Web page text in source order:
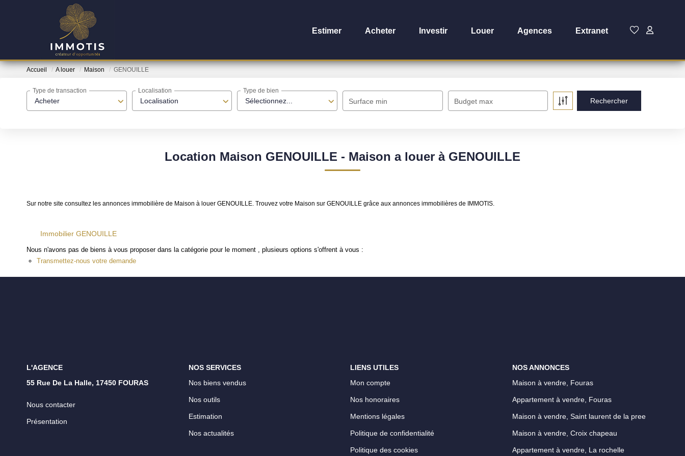
Estimer Acheter Investir Louer Agences Extranet
Accueil A louer Maison GENOUILLE
Acheter
Type de transaction
Localisation
Localisation
Sélectionnez...
Type de bien
Surface min Budget max
Location Maison GENOUILLE - Maison a louer à GENOUILLE
Sur notre site consultez les annonces immobilière de Maison à louer GENOUILLE. Trouvez votre Maison sur GENOUILLE grâce aux annonces immobilières de IMMOTIS.
Immobilier GENOUILLE
Nous n'avons pas de biens à vous proposer dans la catégorie pour le moment , plusieurs options s'offrent à vous :
Transmettez-nous votre demande
L'AGENCE
55 Rue De La Halle, 17450 FOURAS
Nous contacter
Présentation
NOS SERVICES
Nos biens vendus
Nos outils
Estimation
Nos actualités
LIENS UTILES
Mon compte
Nos honoraires
Mentions légales
Politique de confidentialité
Politique des cookies
NOS ANNONCES
Maison à vendre, Fouras
Appartement à vendre, Fouras
Maison à vendre, Saint laurent de la pree
Maison à vendre, Croix chapeau
Appartement à vendre, La rochelle